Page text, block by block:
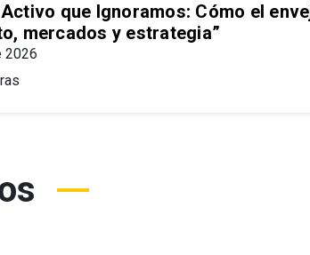
Activo que Ignoramos: Cómo el
mercados y estrategia”
2026